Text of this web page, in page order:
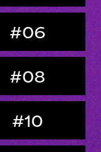
#06
#08
#10